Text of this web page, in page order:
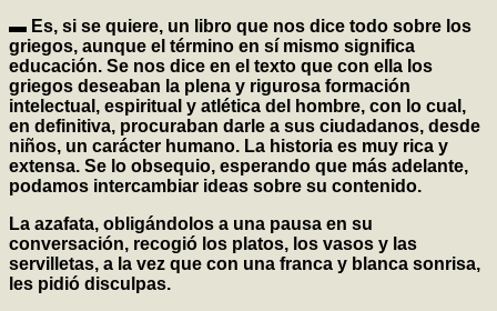
▬ Es, si se quiere, un libro que nos dice todo sobre los
griegos, aunque el término en sí mismo significa
educación. Se nos dice en el texto que con ella los
griegos deseaban la plena y rigurosa formación
intelectual, espiritual y atlética del hombre, con lo cual,
en definitiva, procuraban darle a sus ciudadanos, desde
niños, un carácter humano. La historia es muy rica y
extensa. Se lo obsequio, esperando que más adelante,
podamos intercambiar ideas sobre su contenido.
La azafata, obligándolos a una pausa en su
conversación, recogió los platos, los vasos y las
servilletas, a la vez que con una franca y blanca sonrisa,
les pidió disculpas.